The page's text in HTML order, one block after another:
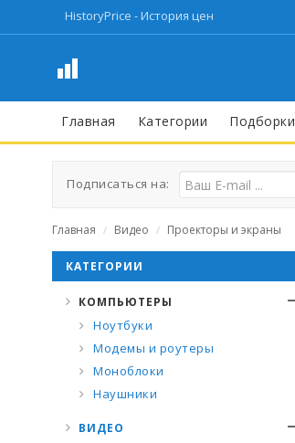
HistoryPrice - История цен
Главная Категории Подборки
Подписаться на:
Главная / Видео / Проекторы и экраны
КАТЕГОРИИ
КОМПЬЮТЕРЫ
Ноутбуки
Модемы и роутеры
Моноблоки
Наушники
ВИДЕО